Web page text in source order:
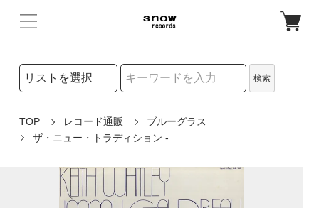
検索リストの選択
検索
TOP レコード通販
ブルーグラス
ザ・ニュー・トラディション -